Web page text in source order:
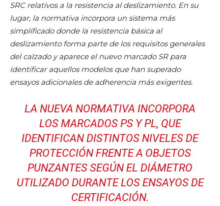
SRC relativos a la resistencia al deslizamiento. En su
lugar, la normativa incorpora un sistema más
simplificado donde la resistencia básica al
deslizamiento forma parte de los requisitos generales
del calzado y aparece el nuevo marcado SR para
identificar aquellos modelos que han superado
ensayos adicionales de adherencia más exigentes.
LA NUEVA NORMATIVA INCORPORA
LOS MARCADOS PS Y PL, QUE
IDENTIFICAN DISTINTOS NIVELES DE
PROTECCIÓN FRENTE A OBJETOS
PUNZANTES SEGÚN EL DIÁMETRO
UTILIZADO DURANTE LOS ENSAYOS DE
CERTIFICACIÓN.